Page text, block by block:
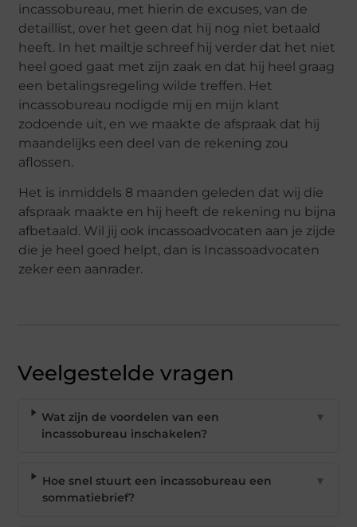
incassobureau, met hierin de excuses, van de
detaillist, over het geen dat hij nog niet betaald
heeft. In het mailtje schreef hij verder dat het niet
heel goed gaat met zijn zaak en dat hij heel graag
een betalingsregeling wilde treffen. Het
incassobureau nodigde mij en mijn klant
zodoende uit, en we maakte de afspraak dat hij
maandelijks een deel van de rekening zou
aflossen.
Het is inmiddels 8 maanden geleden dat wij die
afspraak maakte en hij heeft de rekening nu bijna
afbetaald. Wil jij ook incassoadvocaten aan je zijde
die je heel goed helpt, dan is Incassoadvocaten
zeker een aanrader.
Veelgestelde vragen
Wat zijn de voordelen van een
incassobureau inschakelen?
▼
Hoe snel stuurt een incassobureau een
sommatiebrief?
▼